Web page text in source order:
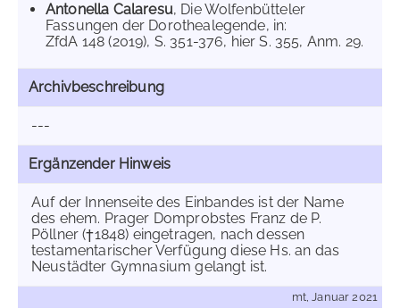
Antonella Calaresu, Die Wolfenbütteler
Fassungen der Dorothealegende, in:
ZfdA 148 (2019), S. 351-376, hier S. 355, Anm. 29.
Archivbeschreibung
---
Ergänzender Hinweis
Auf der Innenseite des Einbandes ist der Name
des ehem. Prager Domprobstes Franz de P.
Pöllner (†1848) eingetragen, nach dessen
testamentarischer Verfügung diese Hs. an das
Neustädter Gymnasium gelangt ist.
mt, Januar 2021